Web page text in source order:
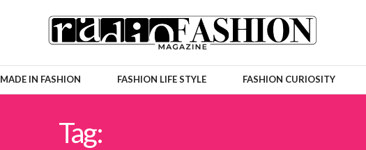
MADE IN FASHION FASHION LIFE STYLE FASHION CURIOSITY
Tag: